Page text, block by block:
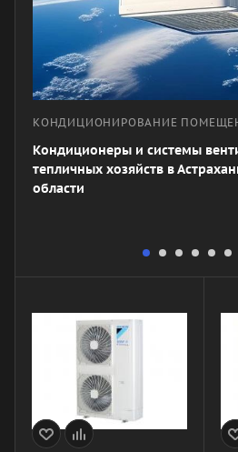
КОНДИЦИОНИРОВАНИЕ
Кондиционеры и системы
тепличных хозяйств в
области